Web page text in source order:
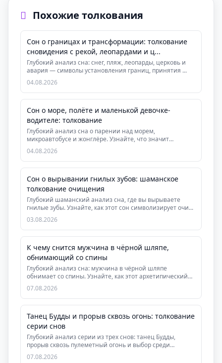
Похожие толкования
Сон о границах и трансформации: толкование
сновидения с рекой, леопардами и ц...
Глубокий анализ сна: снег, пляж, леопарды, церковь и
авария — символы установления границ, принятия ...
04.08.2026
Сон о море, полёте и маленькой девочке-
водителе: толкование
Глубокий анализ сна о парении над морем,
микроавтобусе и жонглёре. Узнайте, что значит
доверять внут...
04.08.2026
Сон о вырывании гнилых зубов: шаманское
толкование очищения
Глубокий шаманский анализ сна, где вы вырываете
гнилые зубы. Узнайте, как этот сон символизирует очи...
03.08.2026
К чему снится мужчина в чёрной шляпе,
обнимающий со спины
Глубокий анализ сна: мужчина в чёрной шляпе
обнимает со спины. Узнайте, как этот архетипический
сон ...
07.08.2026
Танец Будды и прорыв сквозь огонь: толкование
серии снов
Глубокий анализ серии из трех снов: танец Будды,
прорыв сквозь пулеметный огонь и выбор среди
друзей...
07.08.2026